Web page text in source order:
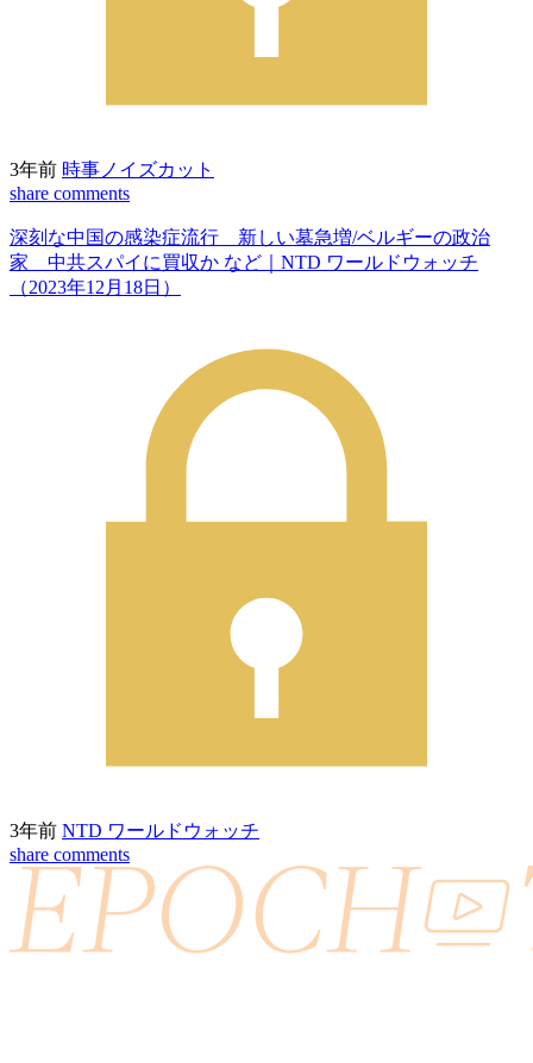
3年前 時事ノイズカット
share comments
深刻な中国の感染症流行 新しい墓急増/ベルギーの政治
家 中共スパイに買収か など｜NTD ワールドウォッチ
（2023年12月18日）
3年前 NTD ワールドウォッチ
share comments